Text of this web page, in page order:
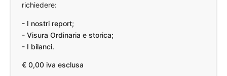
richiedere:
- I nostri report;
- Visura Ordinaria e storica;
- I bilanci.
€ 0,00 iva esclusa